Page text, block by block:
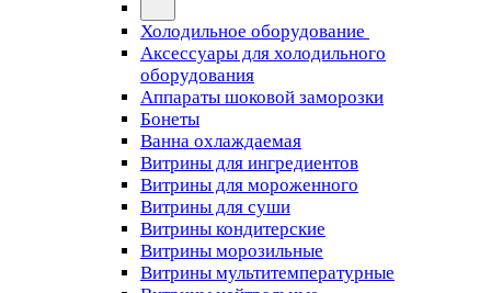
Холодильное оборудование
Аксессуары для холодильного
оборудования
Аппараты шоковой заморозки
Бонеты
Ванна охлаждаемая
Витрины для ингредиентов
Витрины для мороженного
Витрины для суши
Витрины кондитерские
Витрины морозильные
Витрины мультитемпературные